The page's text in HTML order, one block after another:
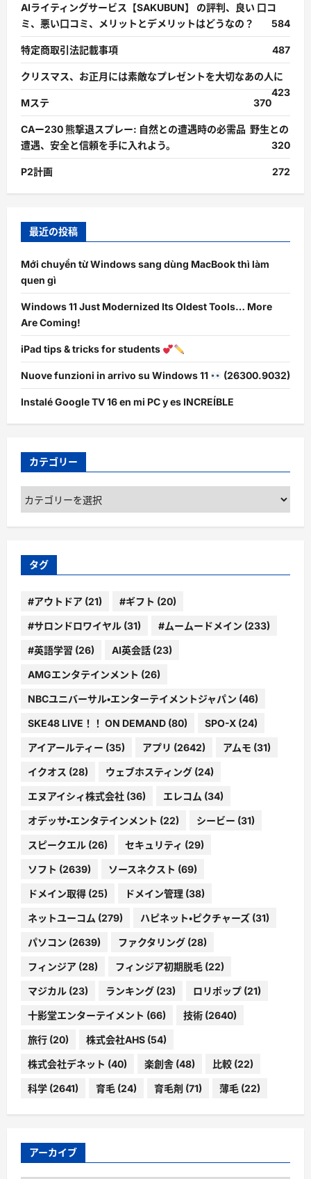
AIライティングサービス【SAKUBUN】 の評判、良い 口コ
ミ、悪い口コミ、メリットとデメリットはどうなの？
584
特定商取引法記載事項 487
クリスマス、お正月には素敵なプレゼントを大切なあの人に
423
Mステ
370
CAー230 熊撃退スプレー: 自然との遭遇時の必需品 野生との
遭遇、安全と信頼を手に入れよう。
320
P2計画 272
最近の投稿
Mới chuyển từ Windows sang dùng MacBook thì làm
quen gì
Windows 11 Just Modernized Its Oldest Tools… More
Are Coming!
iPad tips & tricks for students
Nuove funzioni in arrivo su Windows 11 (26300.9032)
Instalé Google TV 16 en mi PC y es INCREÍBLE
カテゴリー
カ
テ
ゴ
ー
タグ
#アウトドア (21) #ギフト (20)
#サロンドロワイヤル (31) #ムームードメイン (233)
#英語学習 (26) AI英会話 (23)
AMGエンタテインメント (26)
NBCユニバーサル・エンターテイメントジャパン (46)
SKE48 LIVE！！ ON DEMAND (80) SPO-X (24)
アイアールティー (35) アプリ (2642) アムモ (31)
イクオス (28) ウェブホスティング (24)
エヌアイシィ株式会社 (36) エレコム (34)
オデッサ・エンタテインメント (22) シービー (31)
スピークエル (26) セキュリティ (29)
ソフト (2639) ソースネクスト (69)
ドメイン取得 (25) ドメイン管理 (38)
ネットユーコム (279) ハピネット・ピクチャーズ (31)
パソコン (2639) ファクタリング (28)
フィンジア (28) フィンジア初期脱毛 (22)
マジカル (23) ランキング (23) ロリポップ (21)
十影堂エンターテイメント (66) 技術 (2640)
旅行 (20) 株式会社AHS (54)
株式会社デネット (40) 楽創舎 (48) 比較 (22)
科学 (2641) 育毛 (24) 育毛剤 (71) 薄毛 (22)
アーカイブ